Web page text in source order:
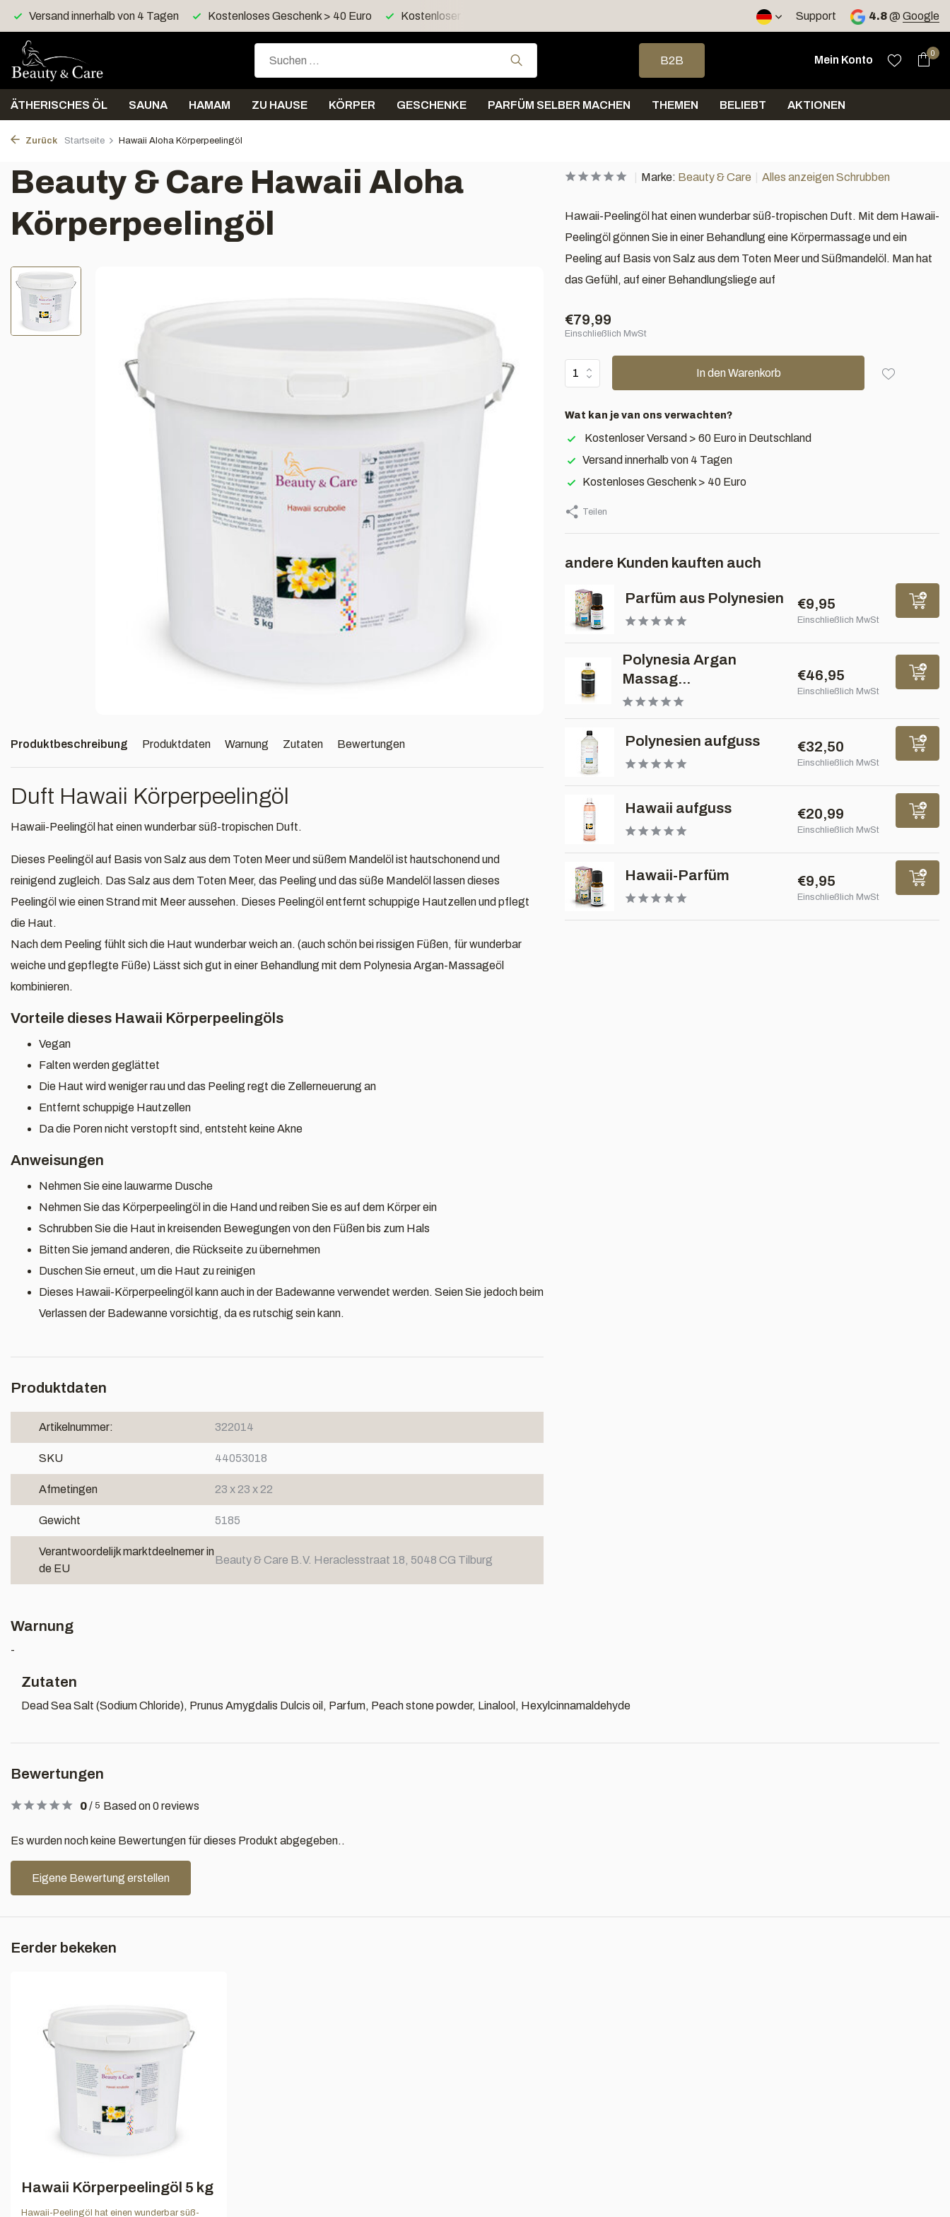
Kostenloses Geschenk > 40 Euro Kostenloser Versand > 60 Euro in Deutschland Support 4.8@ Google
Verwende die Pfeile nach oben und unten, um das verfügbare Ergebnis
B2B
Mein Konto
0
ÄTHERISCHES ÖL SAUNA HAMAM ZU HAUSE KÖRPER GESCHENKE PARFÜM SELBER MACHEN THEMEN BELIEBT AKTIONEN
Zurück Startseite Hawaii Aloha Körperpeelingöl
Beauty & Care Hawaii Aloha
Körperpeelingöl
Produktbeschreibung Produktdaten Warnung Zutaten Bewertungen
Duft Hawaii Körperpeelingöl
Hawaii-Peelingöl hat einen wunderbar süß-tropischen Duft.
Dieses Peelingöl auf Basis von Salz aus dem Toten Meer und süßem Mandelöl ist hautschonend und
reinigend zugleich. Das Salz aus dem Toten Meer, das Peeling und das süße Mandelöl lassen dieses
Peelingöl wie einen Strand mit Meer aussehen. Dieses Peelingöl entfernt schuppige Hautzellen und pflegt
die Haut.
Nach dem Peeling fühlt sich die Haut wunderbar weich an. (auch schön bei rissigen Füßen, für wunderbar
weiche und gepflegte Füße) Lässt sich gut in einer Behandlung mit dem Polynesia Argan-Massageöl
kombinieren.
Vorteile dieses Hawaii Körperpeelingöls
Vegan
Falten werden geglättet
Die Haut wird weniger rau und das Peeling regt die Zellerneuerung an
Entfernt schuppige Hautzellen
Da die Poren nicht verstopft sind, entsteht keine Akne
Anweisungen
Nehmen Sie eine lauwarme Dusche
Nehmen Sie das Körperpeelingöl in die Hand und reiben Sie es auf dem Körper ein
Schrubben Sie die Haut in kreisenden Bewegungen von den Füßen bis zum Hals
Bitten Sie jemand anderen, die Rückseite zu übernehmen
Duschen Sie erneut, um die Haut zu reinigen
Dieses Hawaii-Körperpeelingöl kann auch in der Badewanne verwendet werden. Seien Sie jedoch beim
Verlassen der Badewanne vorsichtig, da es rutschig sein kann.
Produktdaten
Artikelnummer: 322014
SKU 44053018
Afmetingen 23 x 23 x 22
Gewicht 5185
Verantwoordelijk marktdeelnemer in
de EU
Beauty & Care B.V. Heraclesstraat 18, 5048 CG Tilburg
Marke: Beauty & Care Alles anzeigen Schrubben
Hawaii-Peelingöl hat einen wunderbar süß-tropischen Duft. Mit dem Hawaii-
Peelingöl gönnen Sie in einer Behandlung eine Körpermassage und ein
Peeling auf Basis von Salz aus dem Toten Meer und Süßmandelöl. Man hat
das Gefühl, auf einer Behandlungsliege auf
€79,99
Einschließlich MwSt
In den Warenkorb
Wat kan je van ons verwachten?
Kostenloser Versand > 60 Euro in Deutschland
Versand innerhalb von 4 Tagen
Kostenloses Geschenk > 40 Euro
Teilen
andere Kunden kauften auch
Parfüm aus Polynesien €9,95
Einschließlich MwSt
Polynesia Argan
Massag...
€46,95
Einschließlich MwSt
Polynesien aufguss €32,50
Einschließlich MwSt
Hawaii aufguss €20,99
Einschließlich MwSt
Hawaii-Parfüm €9,95
Einschließlich MwSt
Warnung
-
Zutaten
Dead Sea Salt (Sodium Chloride), Prunus Amygdalis Dulcis oil, Parfum, Peach stone powder, Linalool, Hexylcinnamaldehyde
Bewertungen
0/ 5 Based on 0 reviews
Es wurden noch keine Bewertungen für dieses Produkt abgegeben..
Eigene Bewertung erstellen
Eerder bekeken
Hawaii Körperpeelingöl 5 kg
Hawaii-Peelingöl hat einen wunderbar süß-